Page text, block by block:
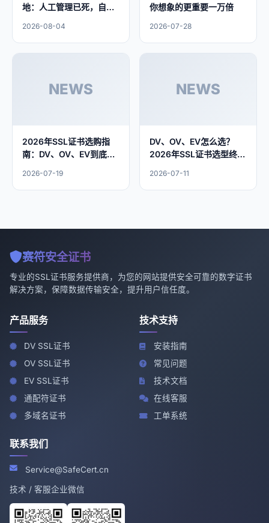
地：人工管理已死，自动
2026-08-04
你想象的更重要一万倍
2026-07-28
NEWS
2026年SSL证书选购指
南：DV、OV、EV到底怎
2026-07-19
NEWS
DV、OV、EV怎么选？
2026年SSL证书选型终极
2026-07-11
赛符安全证书
专业的SSL证书服务提供商，为您的网站提供安全可靠的数字证书
解决方案，保障数据传输安全，提升用户信任度。
产品服务
DV SSL证书
OV SSL证书
EV SSL证书
通配符证书
多域名证书
技术支持
安装指南
常见问题
技术文档
在线客服
工单系统
联系我们
Service@SafeCert.cn
技术 / 客服企业微信